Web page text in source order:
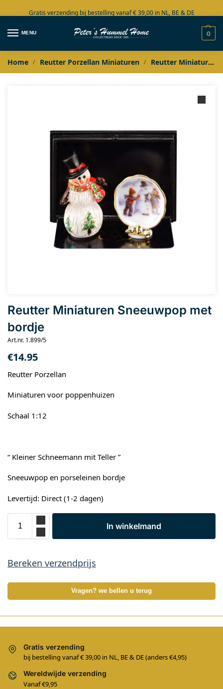
Gratis verzending bij bestelling vanaf € 39,00 in NL, BE & DE
Grote collectie in voorraad
MENU 0
Home / Reutter Porzellan Miniaturen / Reutter Miniaturen Kerstcollectie
Reutter Miniaturen Sneeuwpop met
bordje
Art.nr. 1.899/5
€14.95
Reutter Porzellan
Miniaturen voor poppenhuizen
Schaal 1:12
“ Kleiner Schneemann mit Teller ”
Sneeuwpop en porseleinen bordje
Levertijd: Direct (1-2 dagen)
In winkelmand
Bereken verzendprijs
Vragen? we bellen u terug
Gratis verzending
bij bestelling vanaf € 39,00 in NL, BE & DE (anders €4,95)
Wereldwijde verzending
Vanaf €9,95